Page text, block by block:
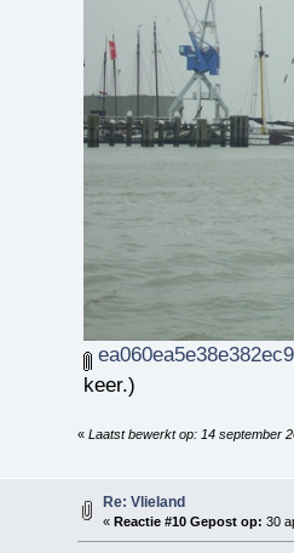
keer.)
« Laatst bewerkt op: 14 september
Re: Vlieland
« Reactie #10 Gepost op: 30